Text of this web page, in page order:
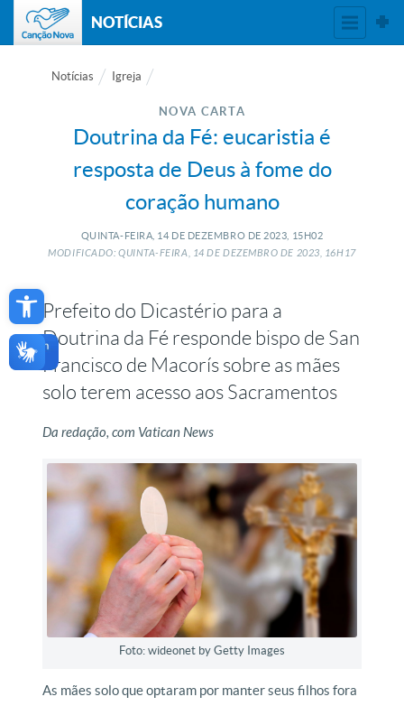
Open toolbar
NOTÍCIAS
Notícias Igreja
NOVA CARTA
Doutrina da Fé: eucaristia é
resposta de Deus à fome do
coração humano
QUINTA-FEIRA, 14 DE DEZEMBRO DE 2023, 15H02
MODIFICADO: QUINTA-FEIRA, 14 DE DEZEMBRO DE 2023, 16H17
Prefeito do Dicastério para a
Doutrina da Fé responde bispo de San
Francisco de Macorís sobre as mães
solo terem acesso aos Sacramentos
Da redação, com Vatican News
Foto: wideonet by Getty Images
As mães solo que optaram por manter seus filhos fora